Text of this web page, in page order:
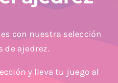
con nuestra selección
de ajedrez.
y lleva tu juego al